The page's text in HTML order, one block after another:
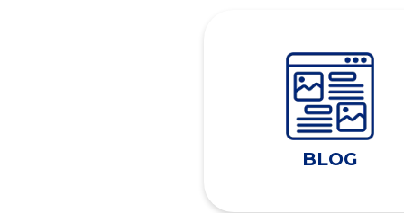
BLOG